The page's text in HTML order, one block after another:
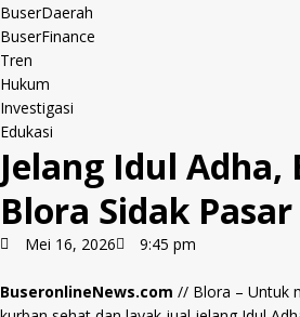
BuserDaerah
BuserFinance
Tren
Hukum
Investigasi
Edukasi
Jelang Idul Adha,
Blora Sidak Pasar
Mei 16, 2026 9:45 pm
BuseronlineNews.com // Blora – Untuk